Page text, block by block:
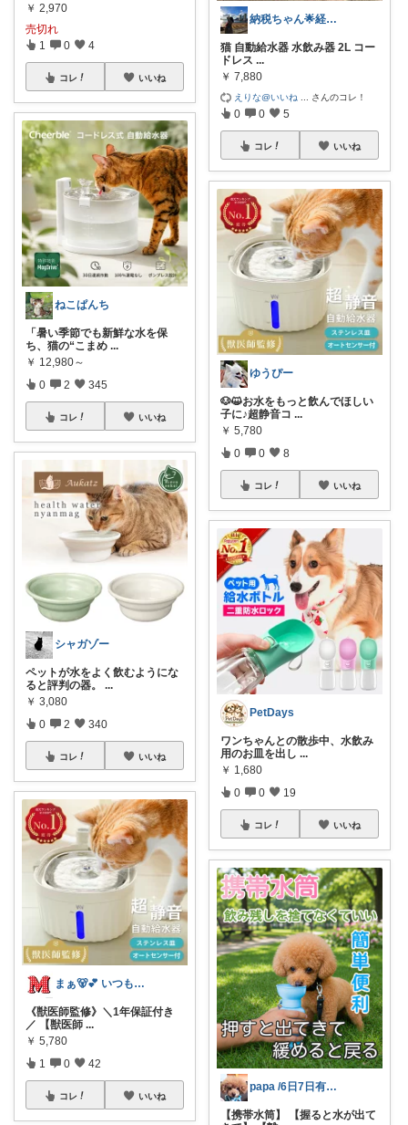
￥ 2,970
売切れ
1 0 4
コレ いいね
ねこぱんち
「暑い季節でも新鮮な水を保
ち、猫の“こまめ ...
￥ 12,980～
0 2 345
コレ いいね
シャガゾー
ペットが水をよく飲むようにな
ると評判の器。
...
￥ 3,080
0 2 340
コレ いいね
まぁ🐻💕 いつもありがとう💓
《獣医師監修》＼1年保証付き
／ 【獣医師 ...
￥ 5,780
1 0 42
コレ いいね
納税ちゃん🌟経由購入★
猫 自動給水器 水飲み器 2L コー
ドレス ...
￥ 7,880
えりな@いいね さんのコレ！
0 0 5
コレ いいね
ゆうぴー
🐶😺お水をもっと飲んでほしい
子に♪超静音コ ...
￥ 5,780
0 0 8
コレ いいね
PetDays
ワンちゃんとの散歩中、水飲み
用のお皿を出し ...
￥ 1,680
0 0 19
コレ いいね
papa /6日7日有難うございます🙇
【携帯水筒】 【握ると水が出て